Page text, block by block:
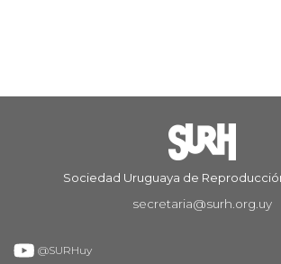
Sociedad Uruguaya de
secretaria@surh.org.uy
@SURHuy